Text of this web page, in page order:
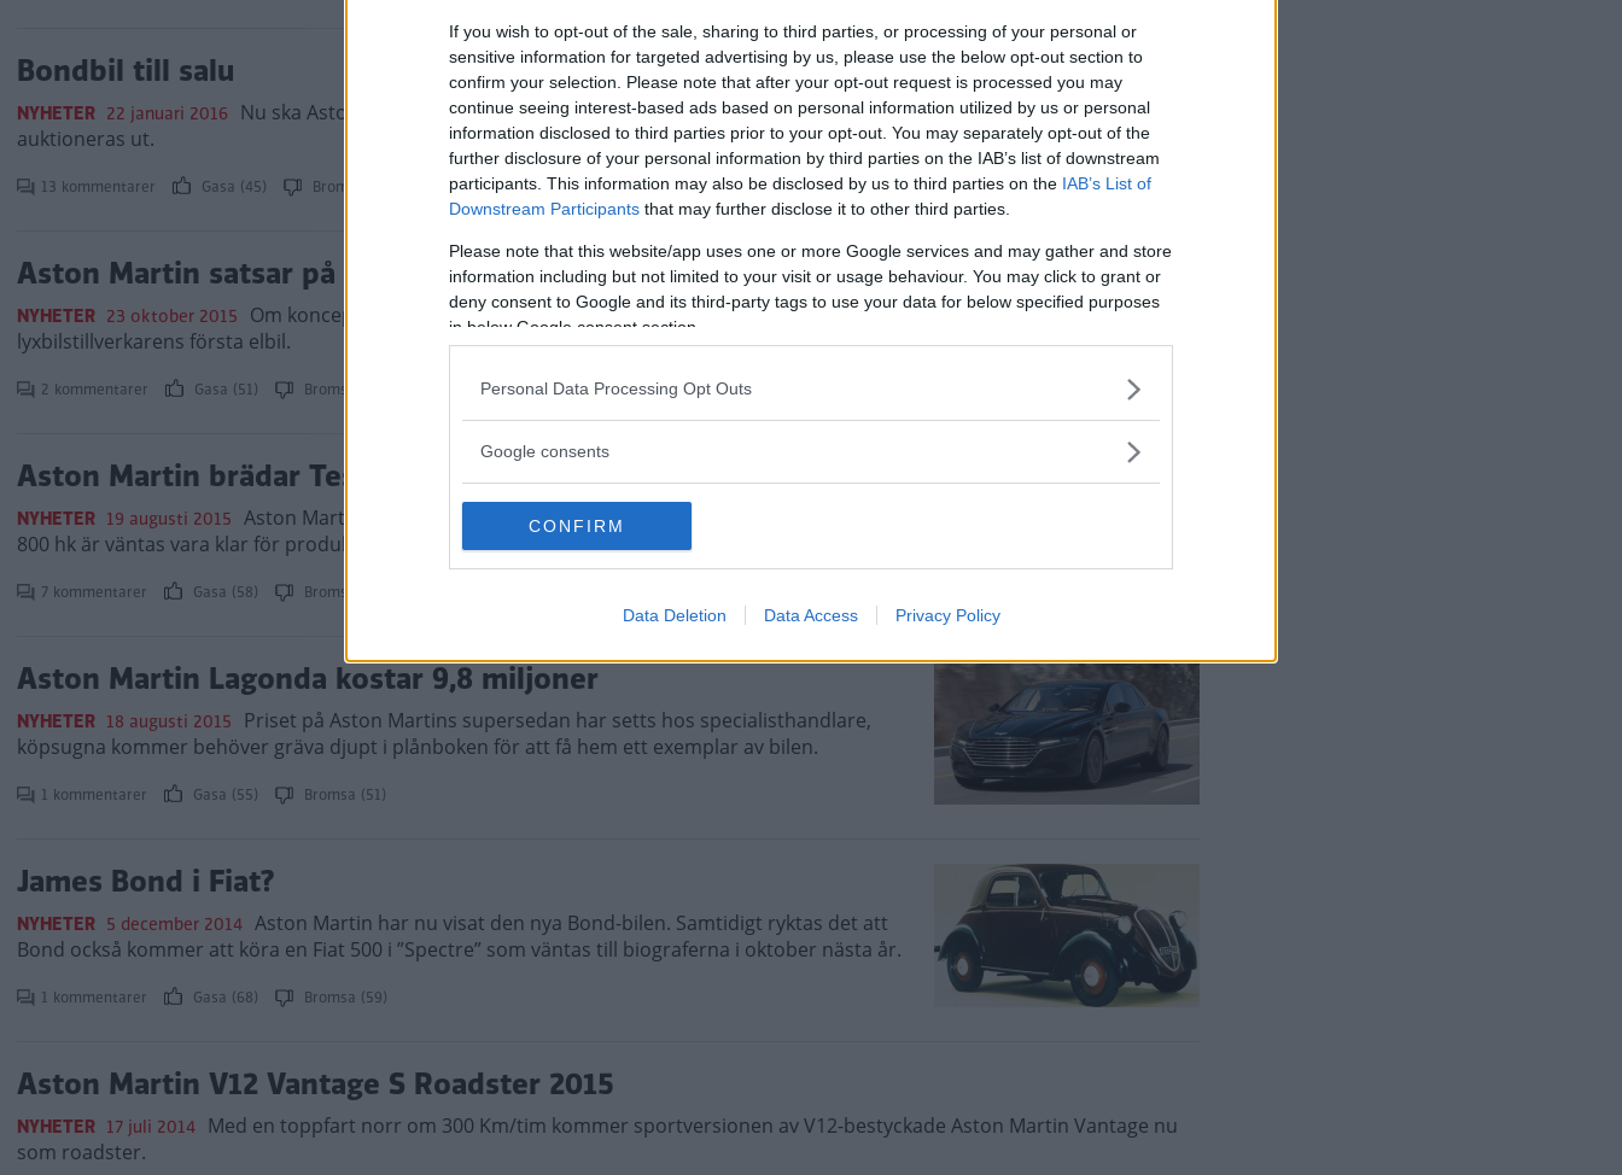
If you wish to opt-out of the sale, sharing to third parties, or processing of your personal or
sensitive information for targeted advertising by us, please use the below opt-out section to
confirm your selection. Please note that after your opt-out request is processed you may
continue seeing interest-based ads based on personal information utilized by us or personal
information disclosed to third parties prior to your opt-out. You may separately opt-out of the
further disclosure of your personal information by third parties on the IAB’s list of downstream
participants. This information may also be disclosed by us to third parties on the IAB’s List of
Downstream Participants that may further disclose it to other third parties.
Please note that this website/app uses one or more Google services and may gather and store
information including but not limited to your visit or usage behaviour. You may click to grant or
deny consent to Google and its third-party tags to use your data for below specified purposes
in below Google consent section.
Personal Data Processing Opt Outs
Google consents
CONFIRM
Data Deletion Data Access Privacy Policy
Bondbil till salu
NYHETER 22 januari 2016 Nu ska Aston Martin DB10, känd från senaste Bondrullen "Spectre",
auktioneras ut.
13 kommentarer Gasa (45) Bromsa (41)
Aston Martin satsar på elbil
NYHETER 23 oktober 2015 Om konceptet RapidE sätts i produktion blir det den brittiska
lyxbilstillverkarens första elbil.
2 kommentarer Gasa (51) Bromsa (52)
Aston Martin brädar Tesla
NYHETER 19 augusti 2015 Aston Martins vd Andy Palmer meddelar att en eldriven Rapide med cirka
800 hk är väntas vara klar för produktion om två år.
7 kommentarer Gasa (58) Bromsa (46)
Aston Martin Lagonda kostar 9,8 miljoner
NYHETER 18 augusti 2015 Priset på Aston Martins supersedan har setts hos specialisthandlare,
köpsugna kommer behöver gräva djupt i plånboken för att få hem ett exemplar av bilen.
1 kommentarer Gasa (55) Bromsa (51)
James Bond i Fiat?
NYHETER 5 december 2014 Aston Martin har nu visat den nya Bond-bilen. Samtidigt ryktas det att
Bond också kommer att köra en Fiat 500 i ”Spectre” som väntas till biograferna i oktober nästa år.
1 kommentarer Gasa (68) Bromsa (59)
Aston Martin V12 Vantage S Roadster 2015
NYHETER 17 juli 2014 Med en toppfart norr om 300 Km/tim kommer sportversionen av V12-bestyckade Aston Martin Vantage nu
som roadster.